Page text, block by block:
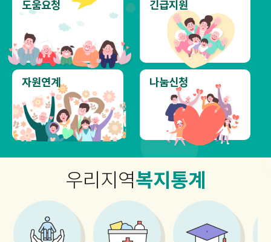
도움요청 긴급지원
자원연계 나눔신청
우리지역복지통계